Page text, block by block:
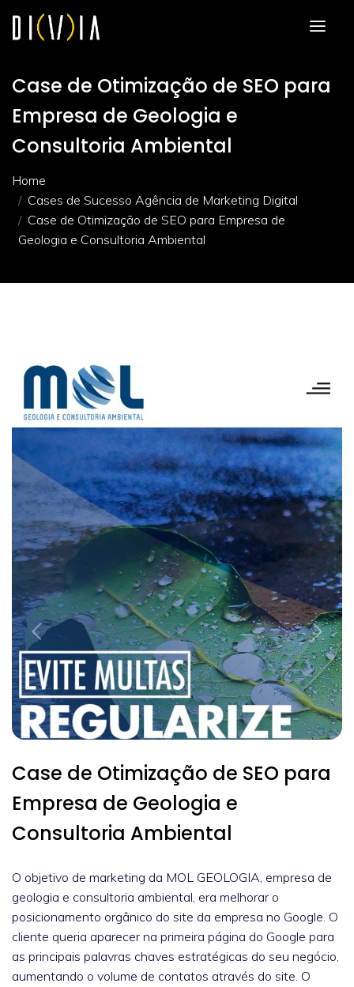
Case de Otimização de SEO para
Empresa de Geologia e
Consultoria Ambiental
Home
Cases de Sucesso Agência de Marketing Digital
Case de Otimização de SEO para Empresa de
Geologia e Consultoria Ambiental
Case de Otimização de SEO para
Empresa de Geologia e
Consultoria Ambiental
O objetivo de marketing da MOL GEOLOGIA, empresa de
geologia e consultoria ambiental, era melhorar o
posicionamento orgânico do site da empresa no Google. O
cliente queria aparecer na primeira página do Google para
as principais palavras chaves estratégicas do seu negócio,
aumentando o volume de contatos através do site. O